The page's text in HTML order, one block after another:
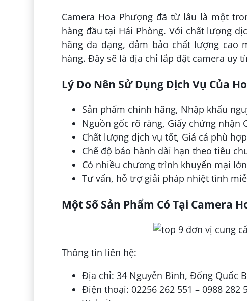
Camera Hoa Phượng đã từ lâu là một
hàng đầu tại Hải Phòng. Với chất lượng
hãng đa dạng, đảm bảo chất lượng cao
hàng. Đây sẽ là địa chỉ lắp đặt camera uy
Lý Do Nên Sử Dụng Dịch Vụ Của
Sản phẩm chính hãng, Nhập khẩu
Nguồn gốc rõ ràng, Giấy chứng nhận
Chất lượng dịch vụ tốt, Giá cả phù
Chế độ bảo hành dài hạn theo tiêu
Có nhiều chương trình khuyến mại lớn
Tư vấn, hỗ trợ giải pháp nhiệt tình
Một Số Sản Phẩm Có Tại Camera
Thông tin liên hệ:
Địa chỉ: 34 Nguyễn Bình, Đổng Quốc
Điện thoại: 02256 262 551 – 0988 282